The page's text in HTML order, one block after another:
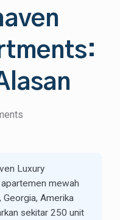
Luxury
mewah
Amerika
sekitar 250 unit